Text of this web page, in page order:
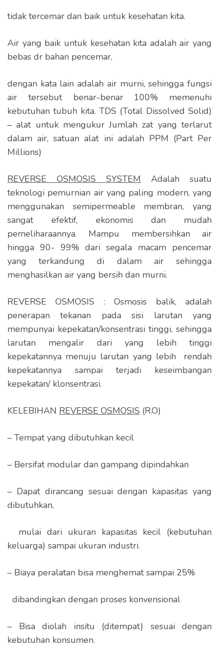
tidak tercemar dan baik untuk kesehatan kita.
Air yang baik untuk kesehatan kita adalah air yang
bebas dr bahan pencemar,
dengan kata lain adalah air murni, sehingga fungsi
air tersebut benar-benar 100% memenuhi
kebutuhan tubuh kita. TDS (Total Dissolved Solid)
– alat untuk mengukur Jumlah zat yang terlarut
dalam air, satuan alat ini adalah PPM (Part Per
Millions)
REVERSE OSMOSIS SYSTEM Adalah suatu
teknologi pemurnian air yang paling modern, yang
menggunakan semipermeable membran, yang
sangat efektif, ekonomis dan mudah
pemeliharaannya. Mampu membersihkan air
hingga 90- 99% dari segala macam pencemar
yang terkandung di dalam air sehingga
menghasilkan air yang bersih dan murni.
REVERSE OSMOSIS : Osmosis balik, adalah
penerapan tekanan pada sisi larutan yang
mempunyai kepekatan/konsentrasi tinggi, sehingga
larutan mengalir dari yang lebih tinggi
kepekatannya menuju larutan yang lebih rendah
kepekatannya sampai terjadi keseimbangan
kepekatan/ klonsentrasi.
KELEBIHAN REVERSE OSMOSIS (R.O)
– Tempat yang dibutuhkan kecil
– Bersifat modular dan gampang dipindahkan
– Dapat dirancang sesuai dengan kapasitas yang
dibutuhkan,
mulai dari ukuran kapasitas kecil (kebutuhan
keluarga) sampai ukuran industri.
– Biaya peralatan bisa menghemat sampai 25%
dibandingkan dengan proses konvensional
– Bisa diolah insitu (ditempat) sesuai dengan
kebutuhan konsumen.